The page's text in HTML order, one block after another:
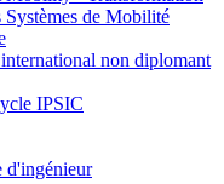
Systèmes de Mobilité
non diplomant
IPSIC